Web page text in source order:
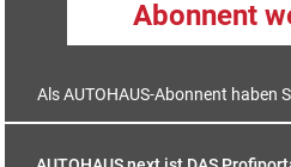
Abonnent
Als AUTOHAUS-Abonnent haben